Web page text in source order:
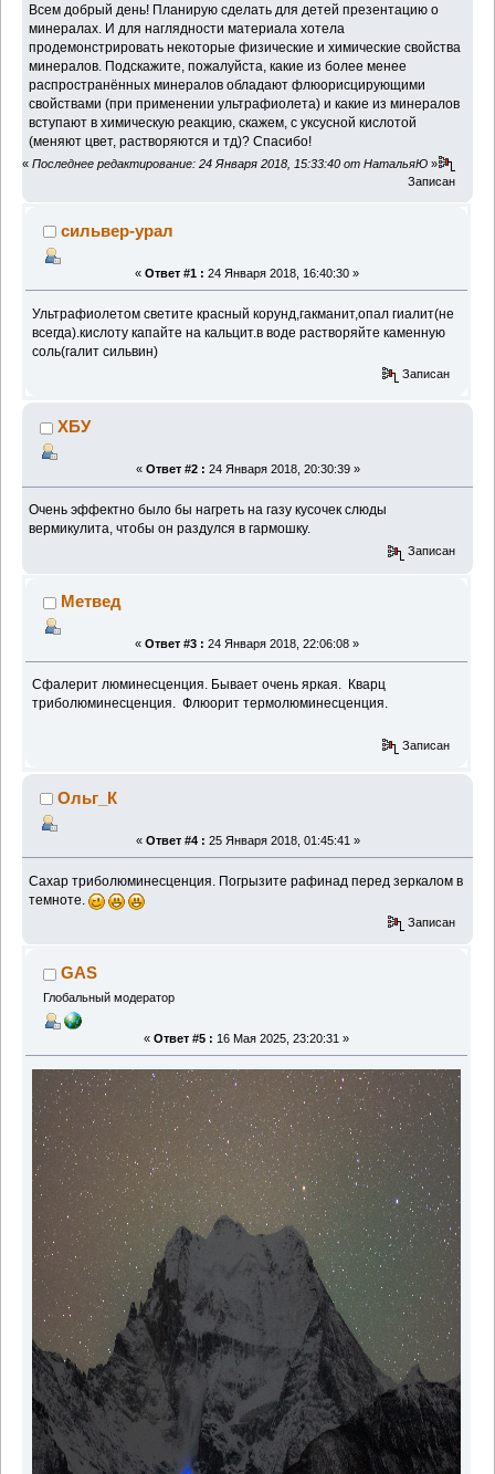
Всем добрый день! Планирую сделать для детей презентацию о
минералах. И для наглядности материала хотела
продемонстрировать некоторые физические и химические свойства
минералов. Подскажите, пожалуйста, какие из более менее
распространённых минералов обладают флюорисцирующими
свойствами (при применении ультрафиолета) и какие из минералов
вступают в химическую реакцию, скажем, с уксусной кислотой
(меняют цвет, растворяются и тд)? Спасибо!
« Последнее редактирование: 24 Января 2018, 15:33:40 от НатальяЮ »
Записан
сильвер-урал
« Ответ #1 : 24 Января 2018, 16:40:30 »
Ультрафиолетом светите красный корунд,гакманит,опал гиалит(не
всегда).кислоту капайте на кальцит.в воде растворяйте каменную
соль(галит сильвин)
Записан
ХБУ
« Ответ #2 : 24 Января 2018, 20:30:39 »
Очень эффектно было бы нагреть на газу кусочек слюды
вермикулита, чтобы он раздулся в гармошку.
Записан
Метвед
« Ответ #3 : 24 Января 2018, 22:06:08 »
Сфалерит люминесценция. Бывает очень яркая. Кварц
триболюминесценция. Флюорит термолюминесценция.
Записан
Ольг_К
« Ответ #4 : 25 Января 2018, 01:45:41 »
Сахар триболюминесценция. Погрызите рафинад перед зеркалом в
темноте.
Записан
GAS
Глобальный модератор
« Ответ #5 : 16 Мая 2025, 23:20:31 »